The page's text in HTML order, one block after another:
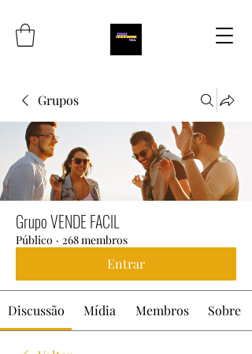
Grupos
Grupo VENDE FACIL
Público · 268 membros
Entrar
Discussão Mídia Membros Sobre